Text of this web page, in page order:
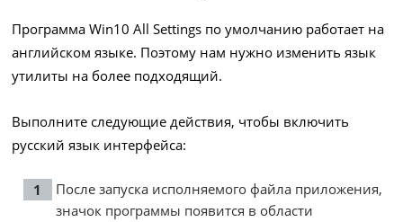
Программа Win10 All Settings по умолчанию работает на
английском языке. Поэтому нам нужно изменить язык
утилиты на более подходящий.
Выполните следующие действия, чтобы включить
русский язык интерфейса:
После запуска исполняемого файла приложения,
значок программы появится в области